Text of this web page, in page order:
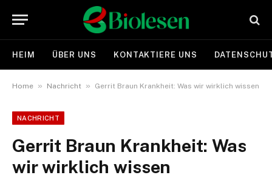
HEIM ÜBER UNS KONTAKTIERE UNS
Home » Nachricht » Gerrit Braun Krankheit: Was wir wirklich wissen
NACHRICHT
Gerrit Braun Krankheit: Was
wir wirklich wissen